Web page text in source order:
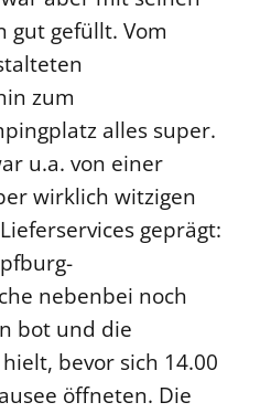
gut gefüllt. Vom
zum
alles super.
u.a. von einer
wirklich witzigen
geprägt:
nebenbei noch
bot und die
bevor sich 14.00
öffneten. Die